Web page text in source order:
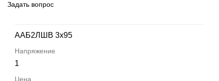
Задать вопрос
ААБ2ЛШВ 3х95
1